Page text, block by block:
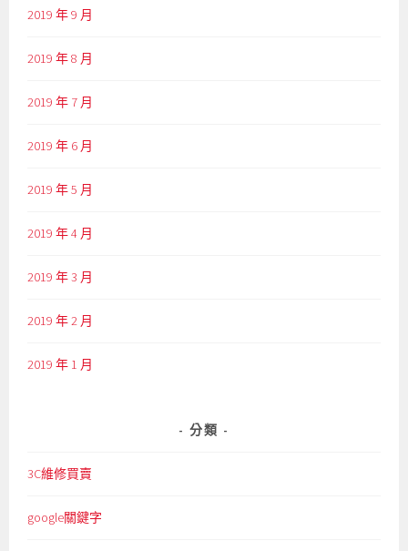
2019 年 9 月
2019 年 8 月
2019 年 7 月
2019 年 6 月
2019 年 5 月
2019 年 4 月
2019 年 3 月
2019 年 2 月
2019 年 1 月
分類
3C維修買賣
google關鍵字